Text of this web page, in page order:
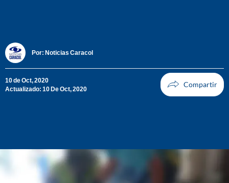
Por: Noticias Caracol
10 de Oct, 2020
Actualizado: 10 De Oct, 2020